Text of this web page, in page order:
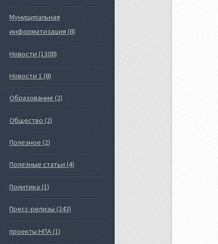
Муниципальная
информатизация (8)
Новости (1308)
Новости 1 (8)
Образование (2)
Общество (2)
Полезное (2)
Полезные статьи (4)
Политика (1)
Пресс-релизы (243)
проекты НПА (1)